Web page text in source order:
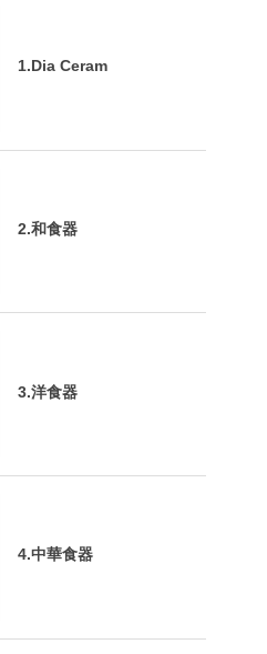
1.Dia Ceram
2.和食器
3.洋食器
4.中華食器